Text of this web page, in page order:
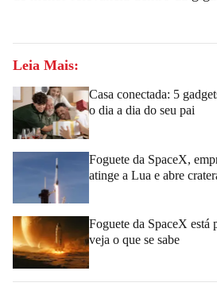
Leia Mais:
Casa conectada: 5
o dia a dia do seu pai
Foguete da SpaceX,
atinge a Lua e abre
Foguete da SpaceX está
veja o que se sabe